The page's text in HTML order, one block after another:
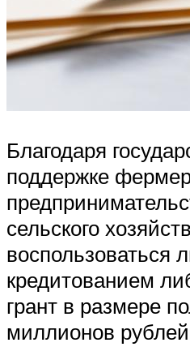
Благодаря
поддержке
сельского
воспользоваться
кредитованием
грант в размере
миллионов